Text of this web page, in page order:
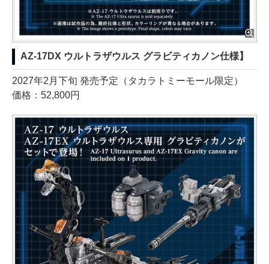
AZ-17DX ウルトラザウルス グラビティカノン仕様】
2027年2月下旬 発売予定（タカラトミーモール限定）
価格：52,800円